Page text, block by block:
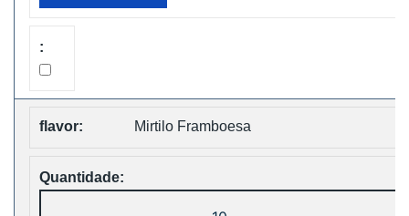
Mirtilo Framboesa